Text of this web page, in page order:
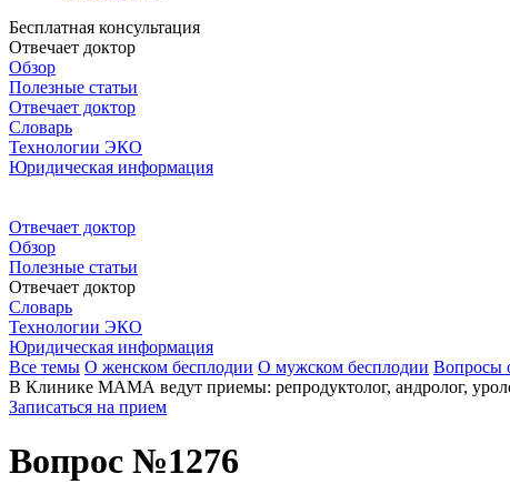
Бесплатная консультация
Отвечает доктор
Обзор
Полезные статьи
Отвечает доктор
Словарь
Технологии ЭКО
Юридическая информация
Отвечает доктор
Обзор
Полезные статьи
Отвечает доктор
Словарь
Технологии ЭКО
Юридическая информация
Все темы О женском бесплодии О мужском бесплодии Вопросы
В Клинике МАМА ведут приемы: репродуктолог, андролог,
Записаться на прием
Вопрос №1276